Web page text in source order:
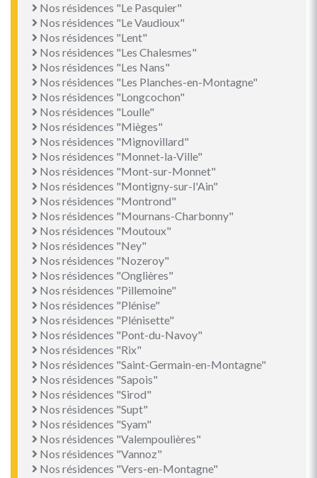
Nos résidences "Le Pasquier"
Nos résidences "Le Vaudioux"
Nos résidences "Lent"
Nos résidences "Les Chalesmes"
Nos résidences "Les Nans"
Nos résidences "Les Planches-en-Montagne"
Nos résidences "Longcochon"
Nos résidences "Loulle"
Nos résidences "Mièges"
Nos résidences "Mignovillard"
Nos résidences "Monnet-la-Ville"
Nos résidences "Mont-sur-Monnet"
Nos résidences "Montigny-sur-l'Ain"
Nos résidences "Montrond"
Nos résidences "Mournans-Charbonny"
Nos résidences "Moutoux"
Nos résidences "Ney"
Nos résidences "Nozeroy"
Nos résidences "Onglières"
Nos résidences "Pillemoine"
Nos résidences "Plénise"
Nos résidences "Plénisette"
Nos résidences "Pont-du-Navoy"
Nos résidences "Rix"
Nos résidences "Saint-Germain-en-Montagne"
Nos résidences "Sapois"
Nos résidences "Sirod"
Nos résidences "Supt"
Nos résidences "Syam"
Nos résidences "Valempoulières"
Nos résidences "Vannoz"
Nos résidences "Vers-en-Montagne"